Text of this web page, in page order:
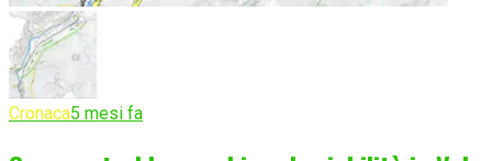
Cronaca5 mesi fa